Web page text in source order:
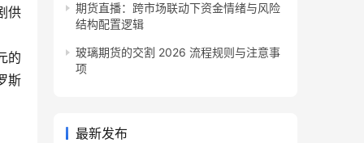
供
的
斯
期货直播：跨市场联动下资金情绪与风险
结构配置逻辑
玻璃期货的交割 2026 流程规则与注意事
项
最新发布